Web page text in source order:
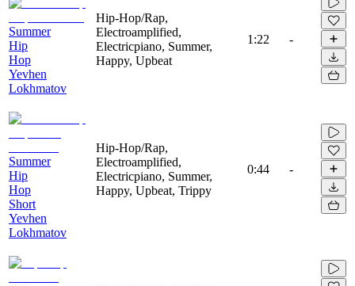
Summer
Hip
Hop
Yevhen
Lokhmatov
Hip-Hop/Rap,
Electroamplified,
Electricpiano, Summer,
Happy, Upbeat
1:22 -
Summer
Hip
Hop
Short
Yevhen
Lokhmatov
Hip-Hop/Rap,
Electroamplified,
Electricpiano, Summer,
Happy, Upbeat, Trippy
0:44 -